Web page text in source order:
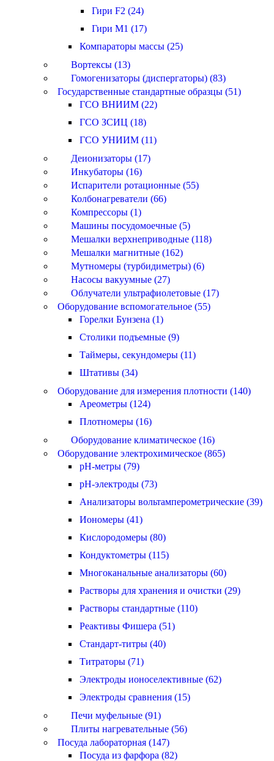
Гири F2 (24)
Гири M1 (17)
Компараторы массы (25)
Вортексы (13)
Гомогенизаторы (диспергаторы) (83)
Государственные стандартные образцы (51)
ГСО ВНИИМ (22)
ГСО ЗСИЦ (18)
ГСО УНИИМ (11)
Деионизаторы (17)
Инкубаторы (16)
Испарители ротационные (55)
Колбонагреватели (66)
Компрессоры (1)
Машины посудомоечные (5)
Мешалки верхнеприводные (118)
Мешалки магнитные (162)
Мутномеры (турбидиметры) (6)
Насосы вакуумные (27)
Облучатели ультрафиолетовые (17)
Оборудование вспомогательное (55)
Горелки Бунзена (1)
Столики подъемные (9)
Таймеры, секундомеры (11)
Штативы (34)
Оборудование для измерения плотности (140)
Ареометры (124)
Плотномеры (16)
Оборудование климатическое (16)
Оборудование электрохимическое (865)
pH-метры (79)
pH-электроды (73)
Анализаторы вольтамперометрические (39)
Иономеры (41)
Кислородомеры (80)
Кондуктометры (115)
Многоканальные анализаторы (60)
Растворы для хранения и очистки (29)
Растворы стандартные (110)
Реактивы Фишера (51)
Стандарт-титры (40)
Титраторы (71)
Электроды ионоселективные (62)
Электроды сравнения (15)
Печи муфельные (91)
Плиты нагревательные (56)
Посуда лабораторная (147)
Посуда из фарфора (82)